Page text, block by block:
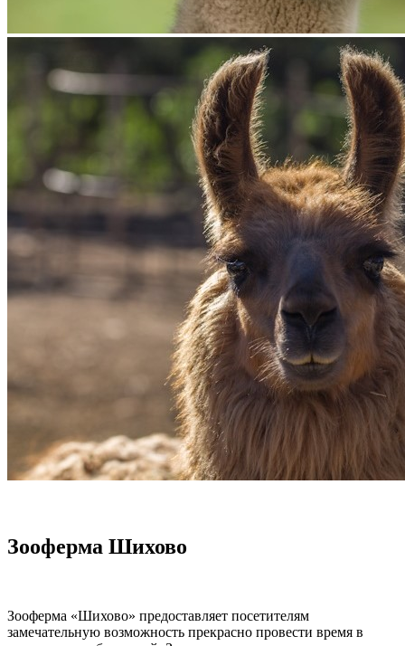
Зооферма Шихово
Зооферма «Шихово» предоставляет посетителям
замечательную возможность прекрасно провести время в